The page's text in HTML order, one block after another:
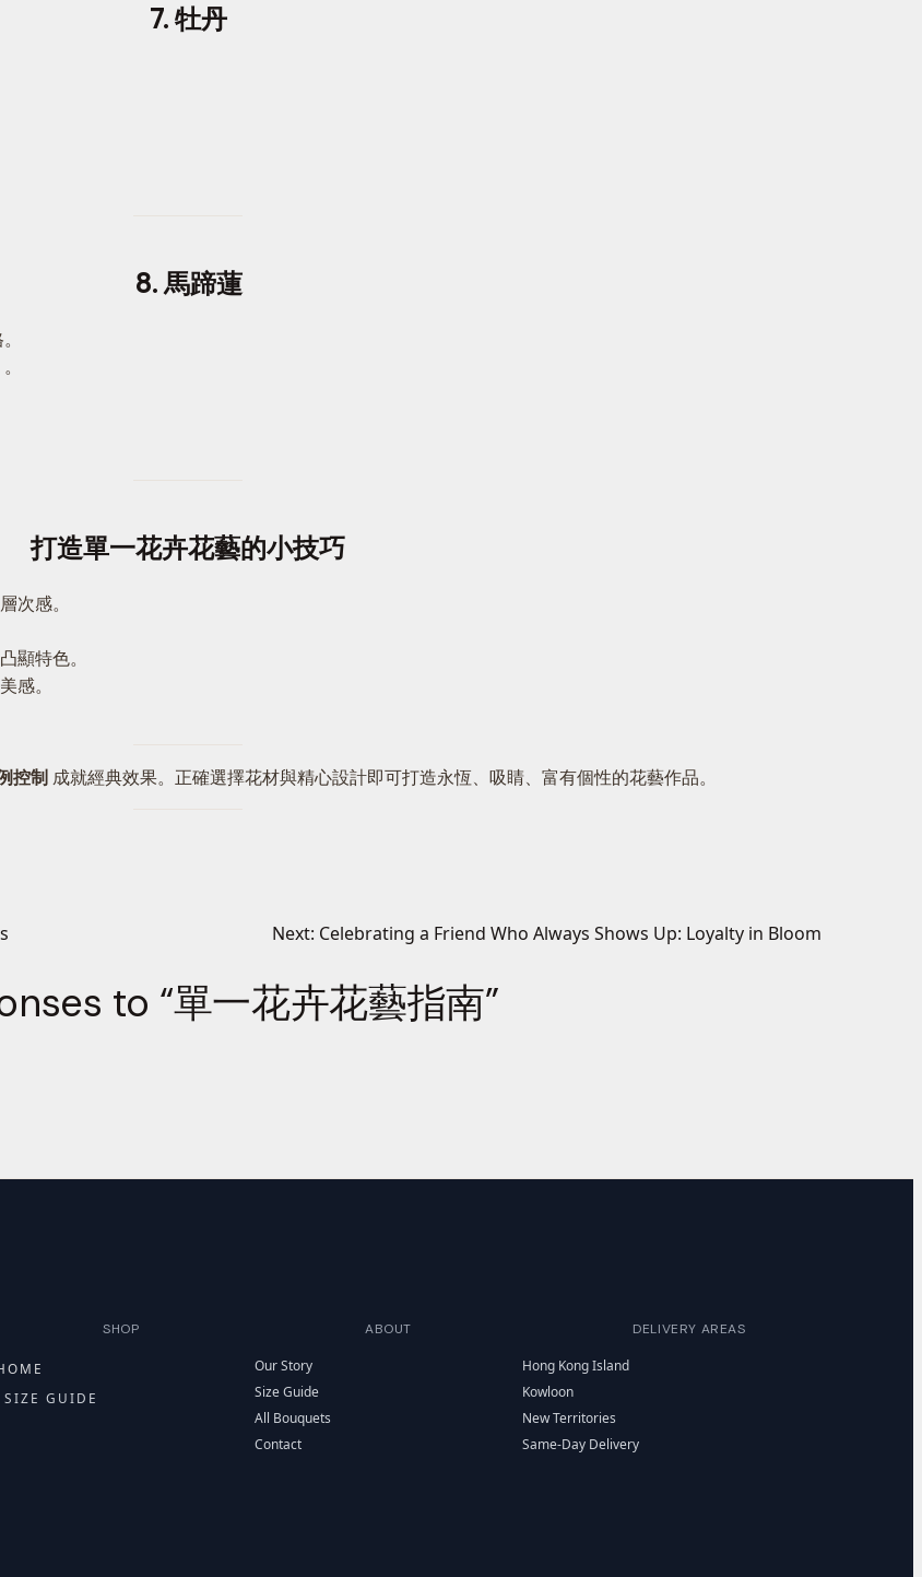
7. 牡丹
8. 馬蹄蓮
打造單一花卉花藝的小技巧
次感。
顯特色。
感。
控制 成就經典效果。正確選擇花材與精心設計即可打造永恆、吸睛、富有個性的花藝作品。
Next: Celebrating a Friend Who Always Shows Up: Loyalty in Bloom
to “單一花卉花藝指南”
SHOP
SIZE GUIDE
ABOUT
Our Story
Size Guide
All Bouquets
Contact
DELIVERY AREAS
Hong Kong Island
Kowloon
New Territories
Same-Day Delivery